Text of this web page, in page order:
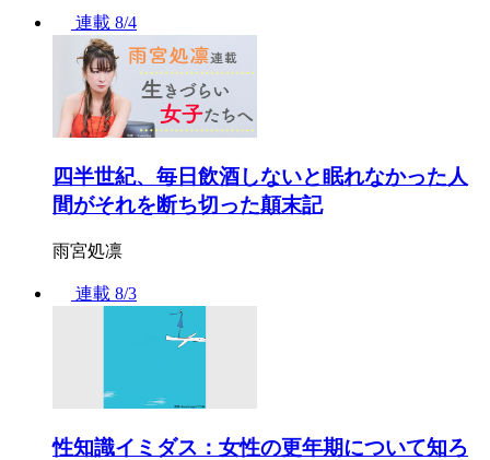
連載 8/4
四半世紀、毎日飲酒しないと眠れなかった人
間がそれを断ち切った顛末記
雨宮処凛
連載 8/3
性知識イミダス：女性の更年期について知ろ